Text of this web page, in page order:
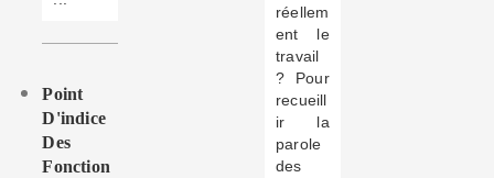
Point
D'indice
Des
Fonction
réellem
ent le
travail
? Pour
recueill
ir la
parole
des